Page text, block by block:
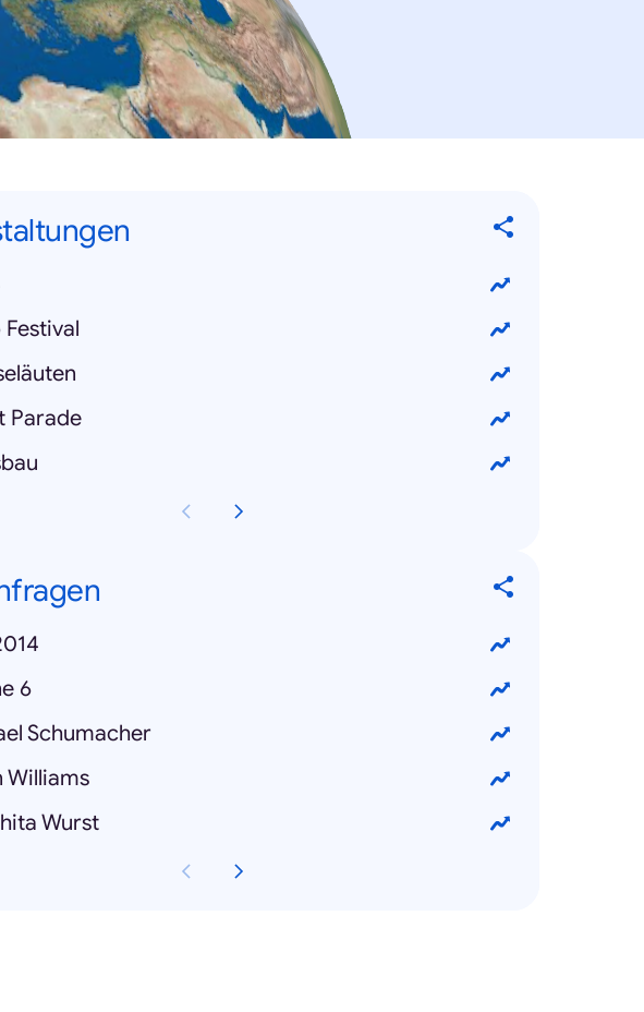
Festival
Parade
6
Schumacher
Williams
Wurst